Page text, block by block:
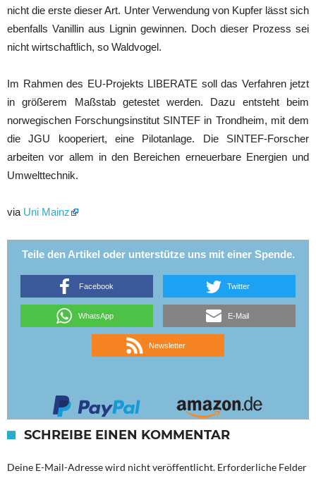
nicht die erste dieser Art. Unter Verwendung von Kupfer lässt sich
ebenfalls Vanillin aus Lignin gewinnen. Doch dieser Prozess sei
nicht wirtschaftlich, so Waldvogel.
Im Rahmen des EU-Projekts LIBERATE soll das Verfahren jetzt
in größerem Maßstab getestet werden. Dazu entsteht beim
norwegischen Forschungsinstitut SINTEF in Trondheim, mit dem
die JGU kooperiert, eine Pilotanlage. Die SINTEF-Forscher
arbeiten vor allem in den Bereichen erneuerbare Energien und
Umwelttechnik.
via Uni Mainz
Teile den Artikel oder unterstütze uns mit einer Spende.
Facebook Twitter
WhatsApp E-Mail
Newsletter
SCHREIBE EINEN KOMMENTAR
Deine E-Mail-Adresse wird nicht veröffentlicht. Erforderliche Felder